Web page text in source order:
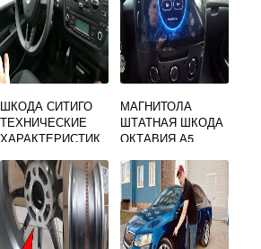
ШКОДА СИТИГО
ТЕХНИЧЕСКИЕ
ХАРАКТЕРИСТИК
МАГНИТОЛА
ШТАТНАЯ ШКОДА
ОКТАВИЯ А5